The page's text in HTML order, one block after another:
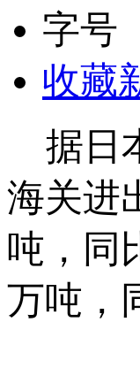
字号
收藏
据日
海关进
吨，同
万吨，